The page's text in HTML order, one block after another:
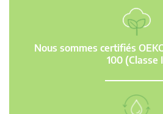
Nous sommes certifiés
100 (Classe